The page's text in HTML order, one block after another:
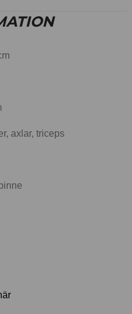
axlar, triceps